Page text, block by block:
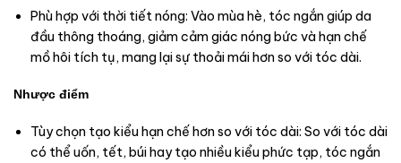
Phù hợp với thời tiết nóng: Vào mùa hè, tóc ngắn giúp da
đầu thông thoáng, giảm cảm giác nóng bức và hạn chế
mồ hôi tích tụ, mang lại sự thoải mái hơn so với tóc dài.
Nhược điểm
Tùy chọn tạo kiểu hạn chế hơn so với tóc dài: So với tóc dài
có thể uốn, tết, búi hay tạo nhiều kiểu phức tạp, tóc ngắn